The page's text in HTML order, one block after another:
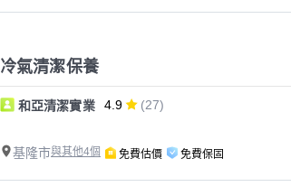
冷氣清潔保養
和亞清潔實業 4.9 (27)
基隆市與其他4個 免費估價 免費保固